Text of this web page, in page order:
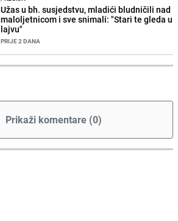
Užas u bh. susjedstvu, mladići bludničili nad
maloljetnicom i sve snimali: "Stari te gleda u
lajvu"
PRIJE 2 DANA
Prikaži komentare (0)